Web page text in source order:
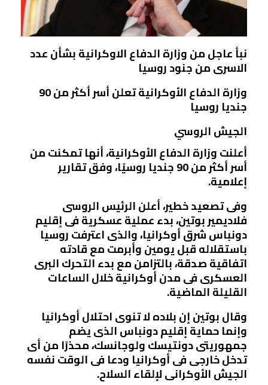
نبأ عاجل من وزارة الدفاع الاوكرانية بشأن عدد
الاسرى من جنود روسيا
وزارة الدفاع الأوكرانية تعلن أسر أكثر من 90
جنديا روسيا
الجيش الروسي
أعلنت وزارة الدفاع الأوكرانية، أنها تمكنت من
أسر أكثر من 90 جنديا روسيًا، وفق تقارير
إعلامية.
وفى تصعيد خطير، أعلن الرئيس الروسى
فلاديمير بوتين، بدء عملية عسكرية فى إقليم
دونباس شرق أوكرانيا، والذى اعترفت روسيا
باستقلاله قبل يومين وأبرمت مع قادته
اتفاقية صدقة، بالتزامن مع بدء التحرك البرى
العسكرى فى مدن أوكرانية خلال الساعات
القليلة الماضية.
وقال بوتين إن بلاده لا تنوى احتلال أوكرانيا
وإنما حماية إقليم دونباس الذى يضم
جمهوريتى دونتيسك ولوجانسك، محذرًا من أى
تدخل خارجى فى أوكرانيا ودعا فى الوقت نفسه
الجيش الأوكرانى لإلقاء السلاح.